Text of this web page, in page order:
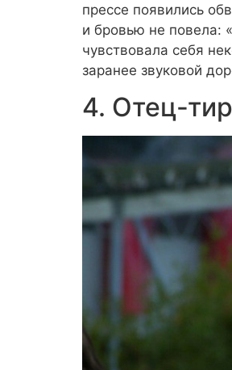
прессе появились
и бровью не повела:
чувствовала себя
заранее звуковой
4. Отец-